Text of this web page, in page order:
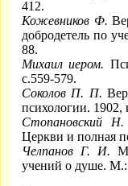
412.
Кожевников Ф.
добродетель по
88.
Михаил иером.
с.559-579.
Соколов П. П.
психологии. 1902,
Стопановский Н.
Церкви и полная
Челпанов Г. И.
учений о душе. М.: